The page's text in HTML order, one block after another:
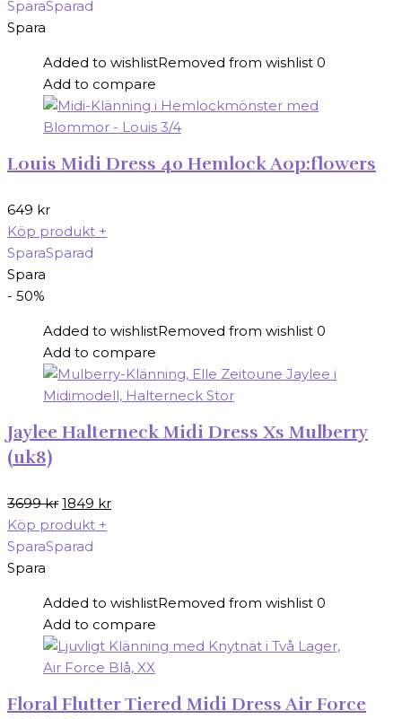
SparaSparad
Spara
Added to wishlistRemoved from wishlist 0
Add to compare
Louis Midi Dress 40 Hemlock Aop:flowers
649 kr
Köp produkt +
SparaSparad
Spara
- 50%
Added to wishlistRemoved from wishlist 0
Add to compare
Jaylee Halterneck Midi Dress Xs Mulberry
(uk8)
3699kr Det
ursprungliga
priset
1849 krDet
Köp produkt +
SparaSparad
Spara
Added to wishlistRemoved from wishlist 0
Add to compare
Floral Flutter Tiered Midi Dress Air Force